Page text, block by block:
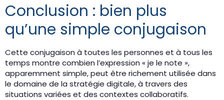
Conclusion : bien plus
qu’une simple conjugaison
Cette conjugaison à toutes les personnes et à tous les
temps montre combien l’expression « je le note »,
apparemment simple, peut être richement utilisée dans
le domaine de la stratégie digitale, à travers des
situations variées et des contextes collaboratifs.